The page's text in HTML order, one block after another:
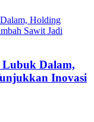
Dalam,
Inovasi